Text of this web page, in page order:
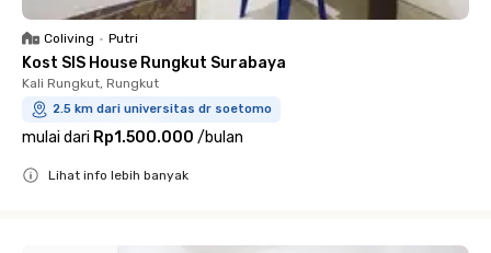
Coliving • Putri
Kost SIS House Rungkut Surabaya
Kali Rungkut, Rungkut
2.5 km dari universitas dr soetomo
mulai dari Rp1.500.000 /bulan
Lihat info lebih banyak